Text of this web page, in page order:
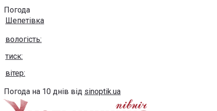
Погода
Шепетівка
вологість:
тиск:
вітер:
Погода на 10 днів від sinoptik.ua